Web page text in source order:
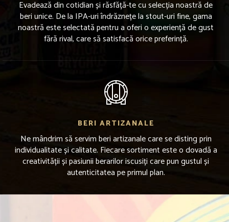
Evadează din cotidian și răsfăță-te cu selecția noastră de
beri unice. De la IPA-uri îndrăznețe la stout-uri fine, gama
noastră este selectată pentru a oferi o experiență de gust
fără rival, care să satisfacă orice preferință.
BERI ARTIZANALE
Ne mândrim să servim beri artizanale care se disting prin
individualitate și calitate. Fiecare sortiment este o dovadă a
creativității și pasiunii berarilor iscusiți care pun gustul și
autenticitatea pe primul plan.